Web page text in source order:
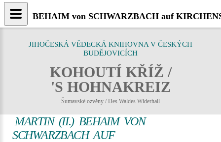
JIHOČESKÁ VĚDECKÁ KNIHOVNA V ČESKÝCH
BUDĚJOVICÍCH
KOHOUTÍ KŘÍŽ /
'S HOHNAKREIZ
Šumavské ozvěny / Des Waldes Widerhall
MARTIN (II.) BEHAIM VON
SCHWARZBACH AUF
BEHAIM von SCHWARZBACH auf